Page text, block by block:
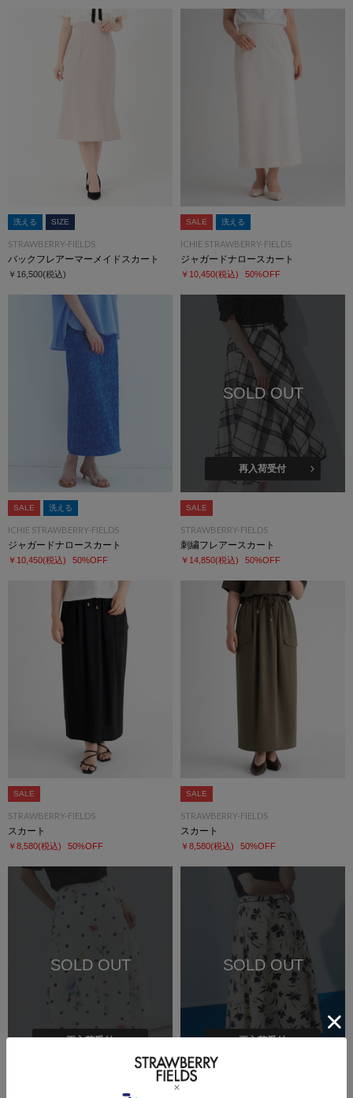
洗える SIZE
STRAWBERRY-FIELDS
バックフレアーマーメイドスカート
￥16,500(税込)
SALE 洗える
ICHIE STRAWBERRY-FIELDS
ジャガードナロースカート
￥10,450(税込) 50%OFF
SALE 洗える
ICHIE STRAWBERRY-FIELDS
ジャガードナロースカート
￥10,450(税込) 50%OFF
SOLD OUT
再入荷受付
SALE
STRAWBERRY-FIELDS
刺繍フレアースカート
￥14,850(税込) 50%OFF
SALE
STRAWBERRY-FIELDS
スカート
￥8,580(税込) 50%OFF
SALE
STRAWBERRY-FIELDS
スカート
￥8,580(税込) 50%OFF
SOLD OUT
再入荷受付
SOLD OUT
再入荷受付
SALE